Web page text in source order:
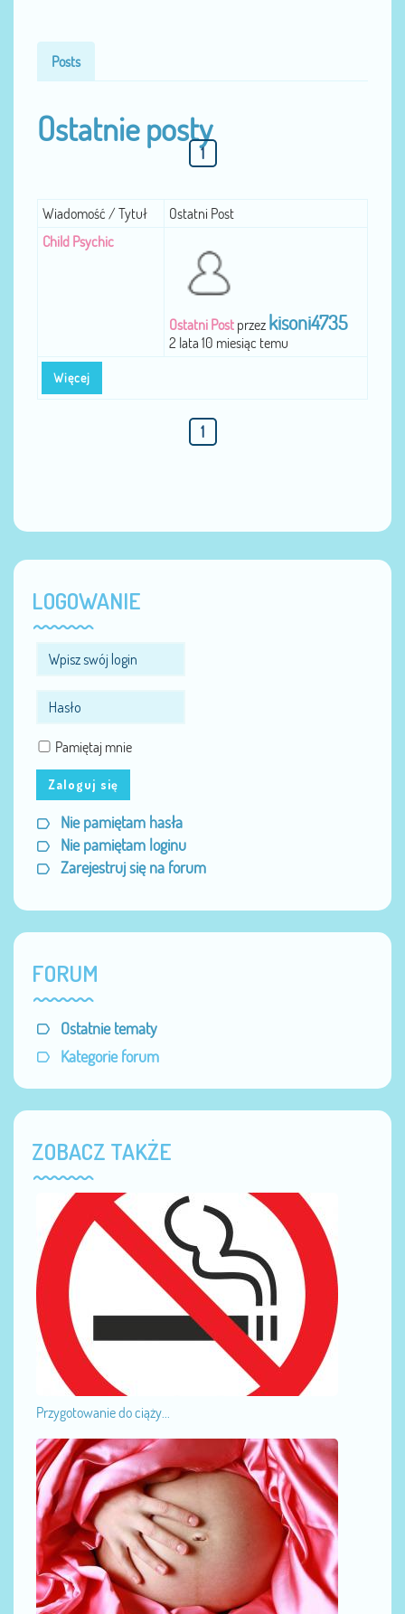
Posts
Ostatnie posty
1
Wiadomość / Tytuł Ostatni Post
Więcej
Child Psychic
Ostatni Post przez kisoni4735
2 lata 10 miesiąc temu
1
LOGOWANIE
Pamiętaj mnie
Zaloguj się
Nie pamiętam hasła
Nie pamiętam loginu
Zarejestruj się na forum
FORUM
Ostatnie tematy
Kategorie forum
ZOBACZ TAKŻE
Przygotowanie do ciąży...